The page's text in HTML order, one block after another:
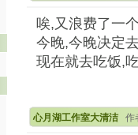
唉,又浪费了一
今晚,今晚决定
现在就去吃饭,
心月湖工作室大清洁 作